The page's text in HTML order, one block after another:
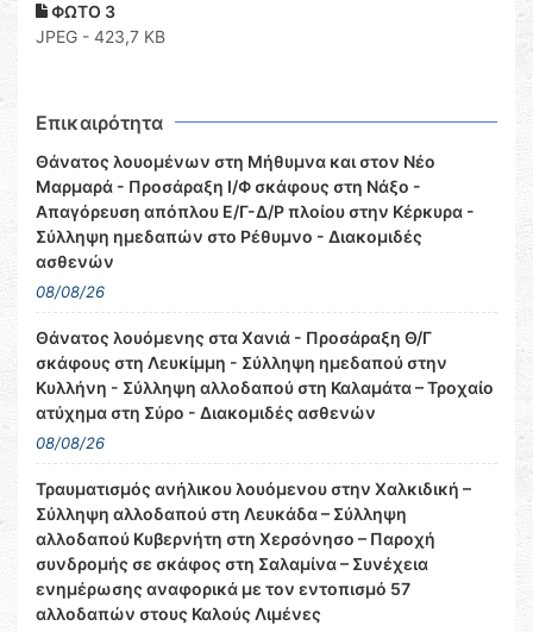
ΦΩΤΟ 3
JPEG - 423,7 KB
Επικαιρότητα
Θάνατος λουομένων στη Μήθυμνα και στον Νέο
Μαρμαρά - Προσάραξη Ι/Φ σκάφους στη Νάξο -
Απαγόρευση απόπλου Ε/Γ-Δ/Ρ πλοίου στην Κέρκυρα -
Σύλληψη ημεδαπών στο Ρέθυμνο - Διακομιδές
ασθενών
08/08/26
Θάνατος λουόμενης στα Χανιά - Προσάραξη Θ/Γ
σκάφους στη Λευκίμμη - Σύλληψη ημεδαπού στην
Κυλλήνη - Σύλληψη αλλοδαπού στη Καλαμάτα – Τροχαίο
ατύχημα στη Σύρο - Διακομιδές ασθενών
08/08/26
Τραυματισμός ανήλικου λουόμενου στην Χαλκιδική –
Σύλληψη αλλοδαπού στη Λευκάδα – Σύλληψη
αλλοδαπού Κυβερνήτη στη Χερσόνησο – Παροχή
συνδρομής σε σκάφος στη Σαλαμίνα – Συνέχεια
ενημέρωσης αναφορικά με τον εντοπισμό 57
αλλοδαπών στους Καλούς Λιμένες